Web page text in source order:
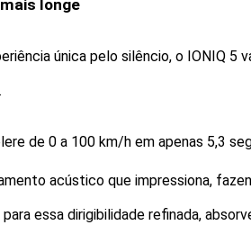
longe
única pelo silêncio, o IONIQ
de 0 a 100 km/h em apenas 5,3
acústico que impressiona,
essa dirigibilidade refinada,